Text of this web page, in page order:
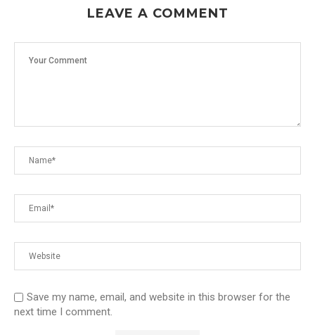
LEAVE A COMMENT
Save my name, email, and website in this browser for the
next time I comment.